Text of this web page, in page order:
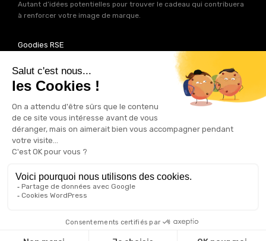
Autant d’idées potentielles pour trouver le cadeau qui contribuera
à renforcer votre image de marque.
Goodies RSE
Vous souhaitez communiquer en accord avec vos valeurs ? Ca
tombe bien ! Un grand nombre de produits présents sur Good Act
sont fabriqués en France et en Europe.
Notre sélection RSEvous
permet de trouver un goodies parfait pour votre campagne de
communication. Des produits fabriqués avec amour dans de
bonnes conditions et un impact limité sur la planête.